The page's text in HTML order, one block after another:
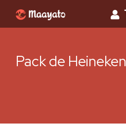
Pack de Heineken